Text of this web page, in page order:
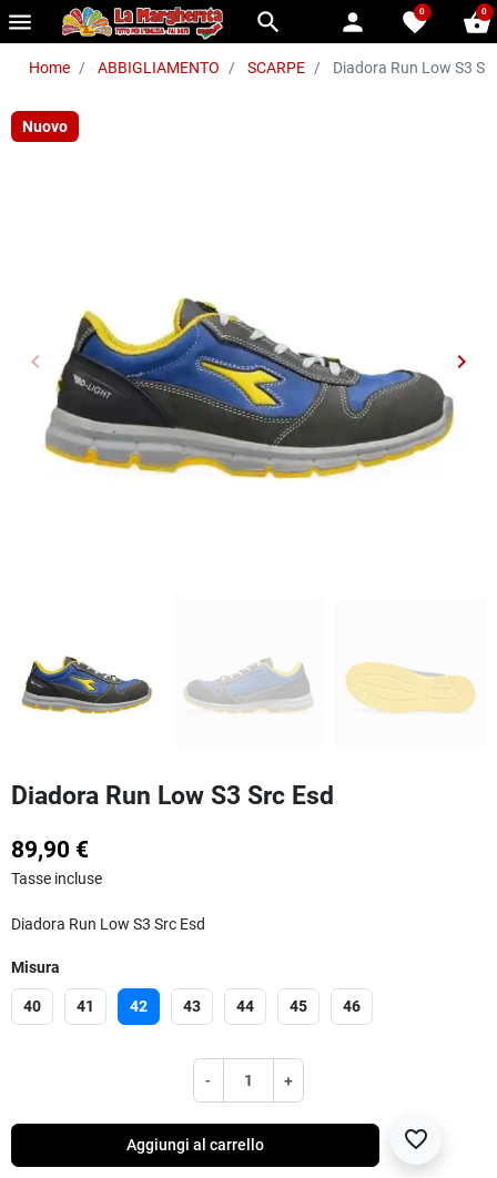
menu search person favorite
0 shopping_basket
0
Home ABBIGLIAMENTO SCARPE Diadora Run Low S3
Nuovo
Precedente
keyboard_arrow_left keyboard_arrow_right
Diadora Run Low S3 Src Esd
89,90 €
Tasse incluse
Diadora Run Low S3 Src Esd
Misura
40 41 42 43 44 45 46
- +
Aggiungi al carrello favorite_border